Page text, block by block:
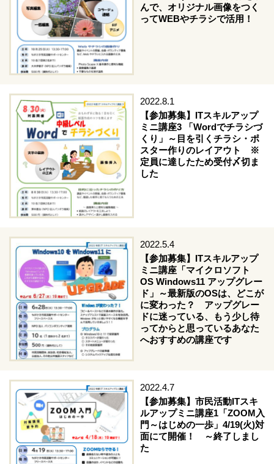
んで、オリジナル画像をつく
ってWEBやチラシで活用！
2022.8.1
【参加募集】ITスキルアップ
ミニ講座3 「Wordでチラシづ
くり」～目を引くチラシ・ポ
スター作りのレイアウト ※
定員に達したため受付〆切ま
した
2022.5.4
【参加募集】ITスキルアップ
ミニ講座「マイクロソフト
OS Windows11 アップグレー
ド」～最新版のOSは、どこが
に変わった？ アップグレー
ドに迷っている、もう少し待
ってからと思っているあなた
へおすすめの講座です
2022.4.7
【参加募集】市民活動ITスキ
ルアップミニ講座1「ZOOM入
門～はじめの一歩」4/19(火)対
面にて開催！ ～終了しまし
た